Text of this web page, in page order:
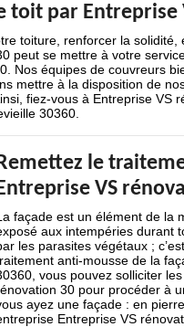
toit par Entreprise
toiture, renforcer la
peut se mettre à votre
Nos équipes de couvreurs
mettre à la disposition de
fiez-vous à Entreprise VS
30360.
Remettez le
Entreprise VS
façade est un élément de la
aux intempéries durant
les parasites végétaux ;
anti-mousse de la
vous pouvez solliciter
30 pour procéder à
ayez une façade : en
Entreprise VS